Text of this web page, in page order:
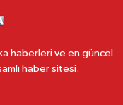
haberleri ve en güncel
haber sitesi.